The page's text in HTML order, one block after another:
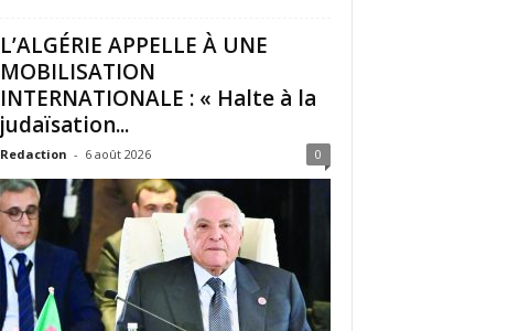
L’ALGÉRIE APPELLE À UNE
MOBILISATION
INTERNATIONALE : « Halte à la
judaïsation...
Redaction - 6 août 2026 0